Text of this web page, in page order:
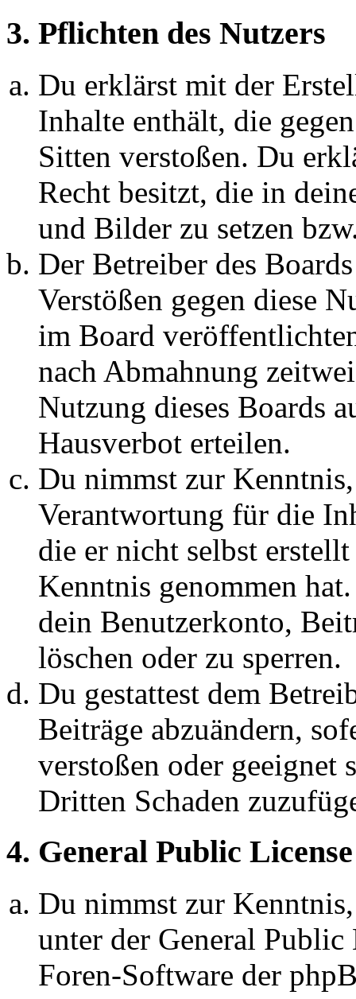
3. Pflichten des Nutzers
Du erklärst mit der
Inhalte enthält, die
Sitten verstoßen. Du
Recht besitzt, die in
und Bilder zu setzen
Der Betreiber des
Verstößen gegen diese
im Board
nach Abmahnung
Nutzung dieses Boards
Hausverbot erteilen.
Du nimmst zur
Verantwortung für die
die er nicht selbst
Kenntnis genommen
dein Benutzerkonto,
löschen oder zu sperren.
Du gestattest dem
Beiträge abzuändern,
verstoßen oder geeignet
Dritten Schaden
4. General Public License
Du nimmst zur
unter der General
Foren-Software der